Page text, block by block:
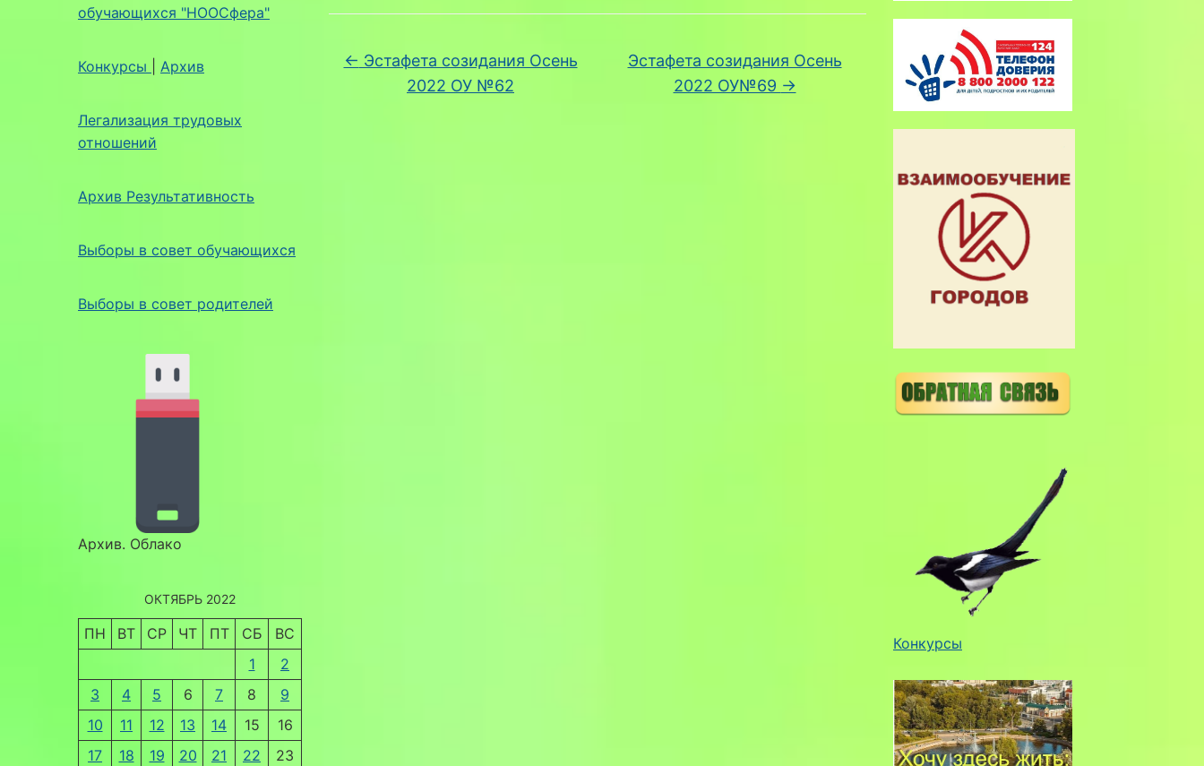
обучающихся "НООСфера"
Конкурсы Архив
Легализация трудовых
отношений
Архив Результативность
Выборы в совет обучающихся
Выборы в совет родителей
Архив. Облако
ОКТЯБРЬ 2022
ПН ВТ СР ЧТ ПТ СБ
ВС
1
2
3
4 5 6 7 8
9
10
11 12 13 14 15
16
17
18 19 20 21 22
23
← Эстафета созидания Осень
2022 ОУ №62
Эстафета созидания Осень
2022 ОУ№69 →
Конкурсы